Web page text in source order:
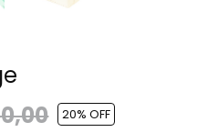
20% OFF